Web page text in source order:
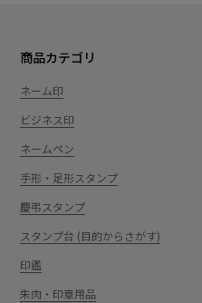
商品カテゴリ
ネーム印
ビジネス印
ネームペン
手形・足形スタンプ
慶弔スタンプ
スタンプ台 (目的からさがす)
印鑑
朱肉・印章用品